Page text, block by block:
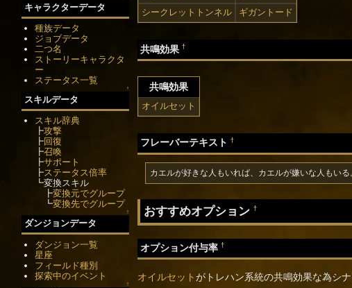
シークレットトンネル
ギガントード
共鳴効果 †
共鳴効果
オイルセット
フレーバーテキスト †
カエルが好きな人もいれば、カエルが嫌いな人もい
おすすめオプション †
オプション付与率 †
オイルセットがトレハン系統の共鳴効果な為シ
キャラクターデータ
種族データ
ジョブデータ
二つ名
ストーリーキャラクタ
ー
ステータス一覧
↑
スキルデータ
スキル辞典
┣攻撃
┣回復
┣召喚
┣サポート
┣ステータス倍率
┗変換スキル
┣変換元でグループ
┗変換先でグループ
↑
ダンジョンデータ
ダンジョン一覧
星座
フィールド種別
探索中のイベント
↑